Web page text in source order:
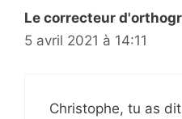
Le correcteur
5 avril 2021 à 14:11
Christophe, tu as dit